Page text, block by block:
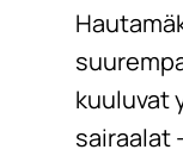
kuuluvat
sairaalat